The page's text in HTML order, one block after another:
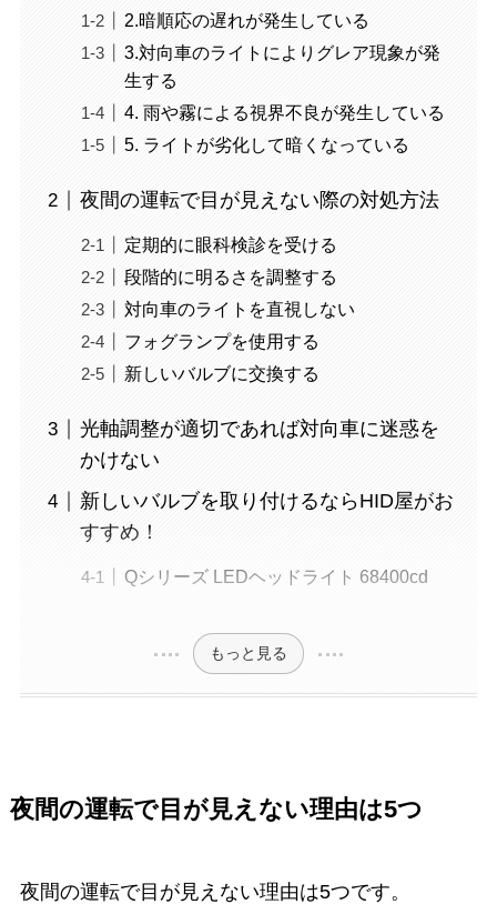
2.暗順応の遅れが発生している
3.対向車のライトによりグレア現象が発
生する
4. 雨や霧による視界不良が発生している
5. ライトが劣化して暗くなっている
夜間の運転で目が見えない際の対処方法
定期的に眼科検診を受ける
段階的に明るさを調整する
対向車のライトを直視しない
フォグランプを使用する
新しいバルブに交換する
光軸調整が適切であれば対向車に迷惑を
かけない
新しいバルブを取り付けるならHID屋がお
すすめ！
Qシリーズ LEDヘッドライト 68400cd
もっと見る
夜間の運転で目が見えない理由は5つ
夜間の運転で目が見えない理由は5つです。